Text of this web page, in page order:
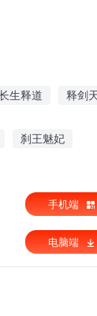
生释道 释剑
不解释
刹王魅妃
手机端
电脑端